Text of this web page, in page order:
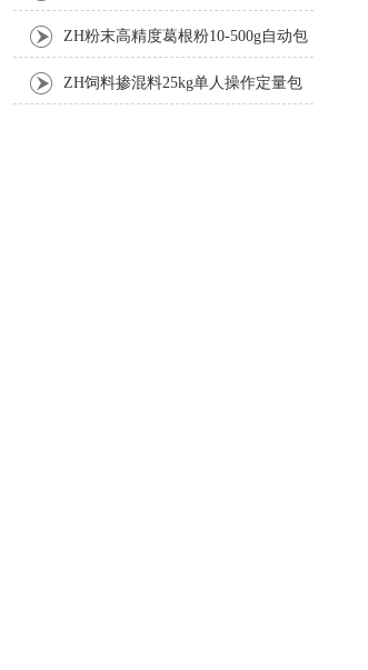
装机 ZH粉末高精度葛根粉10-500g自动包
装机 ZH饲料掺混料25kg单人操作定量包